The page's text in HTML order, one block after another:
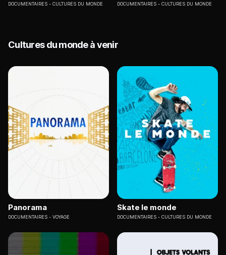
DOCUMENTAIRES CULTURES DU MONDE DOCUMENTAIRES CULTURES DU MONDE
Cultures du monde à venir
Panorama
DOCUMENTAIRES VOYAGE
Skate le monde
DOCUMENTAIRES CULTURES DU MONDE